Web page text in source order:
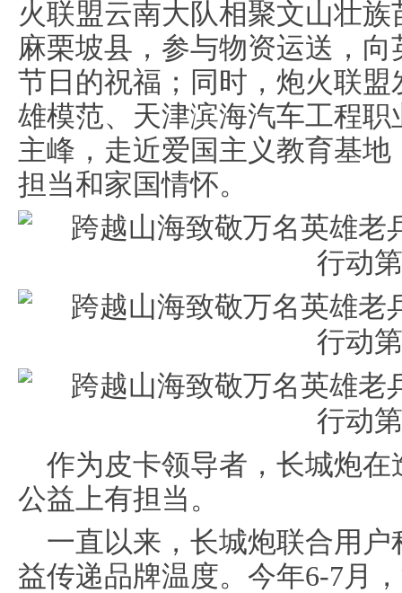
火联盟云南大队相聚文山壮
麻栗坡县，参与物资运送，
节日的祝福；同时，炮火联
雄模范、天津滨海汽车工程
主峰，走近爱国主义教育基
担当和家国情怀。
作为皮卡领导者，长城炮
公益上有担当。
一直以来，长城炮联合用
益传递品牌温度。今年6-7月